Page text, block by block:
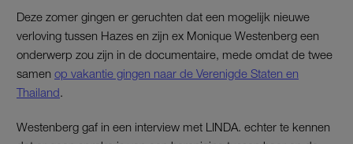
Deze zomer gingen er geruchten dat een mogelijk nieuwe
verloving tussen Hazes en zijn ex Monique Westenberg een
onderwerp zou zijn in de documentaire, mede omdat de twee
samen op vakantie gingen naar de Verenigde Staten en
Thailand.
Westenberg gaf in een interview met LINDA. echter te kennen